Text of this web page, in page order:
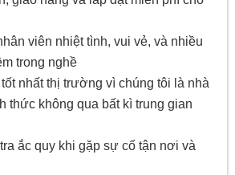
viên nhiệt tình, vui vẻ, và nhiều
trong nghề
nhất thị trường vì chúng tôi là nhà
thức không qua bất kì trung gian
ắc quy khi gặp sự cố tận nơi và